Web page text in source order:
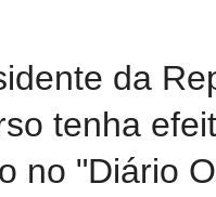
da
tenha
no "Diário